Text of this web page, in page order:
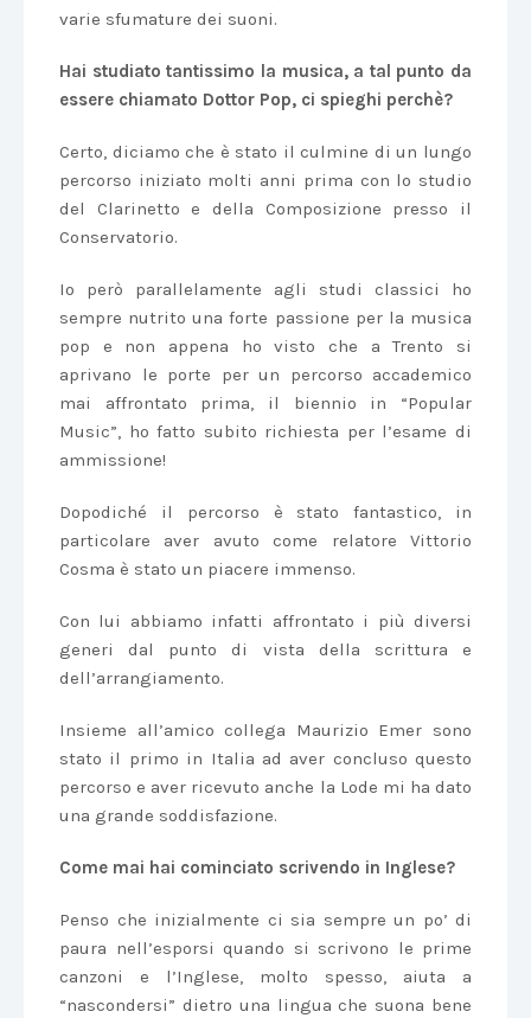
varie sfumature dei suoni.
Hai studiato tantissimo la musica, a tal punto da
essere chiamato Dottor Pop, ci spieghi perchè?
Certo, diciamo che è stato il culmine di un lungo
percorso iniziato molti anni prima con lo studio
del Clarinetto e della Composizione presso il
Conservatorio.
Io però parallelamente agli studi classici ho
sempre nutrito una forte passione per la musica
pop e non appena ho visto che a Trento si
aprivano le porte per un percorso accademico
mai affrontato prima, il biennio in “Popular
Music”, ho fatto subito richiesta per l’esame di
ammissione!
Dopodiché il percorso è stato fantastico, in
particolare aver avuto come relatore Vittorio
Cosma è stato un piacere immenso.
Con lui abbiamo infatti affrontato i più diversi
generi dal punto di vista della scrittura e
dell’arrangiamento.
Insieme all’amico collega Maurizio Emer sono
stato il primo in Italia ad aver concluso questo
percorso e aver ricevuto anche la Lode mi ha dato
una grande soddisfazione.
Come mai hai cominciato scrivendo in Inglese?
Penso che inizialmente ci sia sempre un po’ di
paura nell’esporsi quando si scrivono le prime
canzoni e l’Inglese, molto spesso, aiuta a
“nascondersi” dietro una lingua che suona bene